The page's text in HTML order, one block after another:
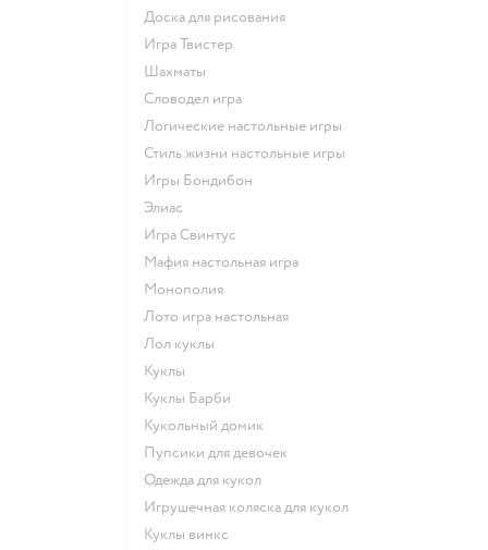
Доска для рисования
Игра Твистер
Шахматы
Словодел игра
Логические настольные игры
Стиль жизни настольные игры
Игры Бондибон
Элиас
Игра Свинтус
Мафия настольная игра
Монополия
Лото игра настольная
Лол куклы
Куклы
Куклы Барби
Кукольный домик
Пупсики для девочек
Одежда для кукол
Игрушечная коляска для кукол
Куклы винкс